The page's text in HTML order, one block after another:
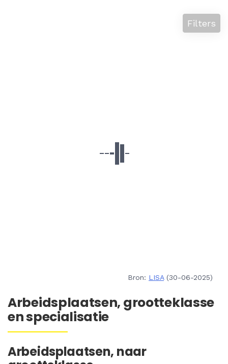
Filters
Bron: LISA(30-06-2025)
Arbeidsplaatsen, grootteklasse
en specialisatie
Arbeidsplaatsen, naar